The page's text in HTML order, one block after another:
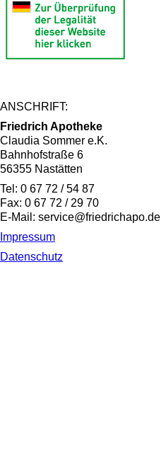
ANSCHRIFT:
Friedrich Apotheke
Claudia Sommer e.K.
Bahnhofstraße 6
56355 Nastätten
Tel: 0 67 72 / 54 87
Fax: 0 67 72 / 29 70
E-Mail: service@friedrichapo.de
Impressum
Datenschutz